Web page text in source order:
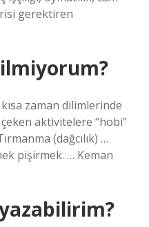
gerektiren
zaman dilimlerinde
çeken aktivitelere “hobi”
(dağcılık) …
pişirmek. … Keman